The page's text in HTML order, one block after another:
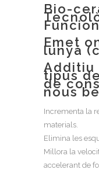
Bio-
Emet
lunyà
Additiu
tipus
de
nous
Incrementa la
materials.
Elimina les
Millora la
accelerant de